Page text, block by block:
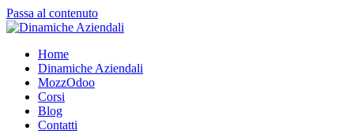
Passa al contenuto
Home
Dinamiche Aziendali
MozzOdoo
Corsi
Blog
Contatti